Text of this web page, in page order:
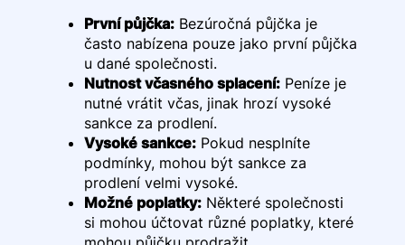
První půjčka:Bezúročná půjčka je
často nabízena pouze jako první půjčka
u dané společnosti.
Nutnost včasného splacení:Peníze je
nutné vrátit včas, jinak hrozí vysoké
sankce za prodlení.
Vysoké sankce:Pokud nesplníte
podmínky, mohou být sankce za
prodlení velmi vysoké.
Možné poplatky:Některé společnosti
si mohou účtovat různé poplatky, které